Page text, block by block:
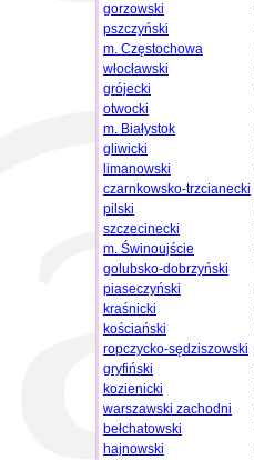
gorzowski
pszczyński
m. Częstochowa
włocławski
grójecki
otwocki
m. Białystok
gliwicki
limanowski
czarnkowsko-trzcianecki
pilski
szczecinecki
m. Świnoujście
golubsko-dobrzyński
piaseczyński
kraśnicki
kościański
ropczycko-sędziszowski
gryfiński
kozienicki
warszawski zachodni
bełchatowski
hajnowski